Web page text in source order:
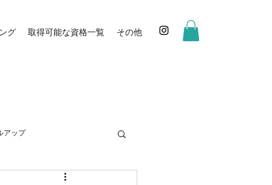
グ 取得可能な資格一覧 その他
アップ